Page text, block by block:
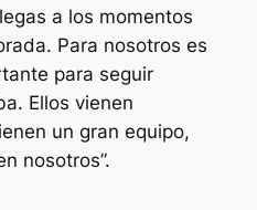
a los momentos
Para nosotros es
para seguir
Ellos vienen
un gran equipo,
nosotros”.